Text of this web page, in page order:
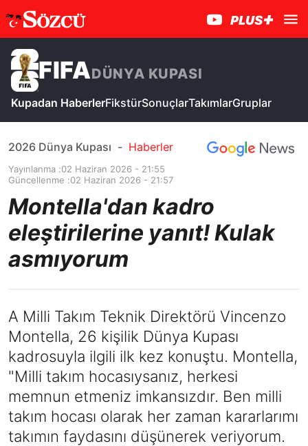
FIFADÜNYA KUPASI
Kupadan HaberlerFikstürSonuçlarTakımlarGruplar
2026 Dünya Kupası - Haberler
Yayınlanma :02 Haziran 2026 - 21:55
Güncellenme :02 Haziran 2026 - 21:57
Montella'dan kadro
eleştirilerine yanıt! Kulak
asmıyorum
A Milli Takım Teknik Direktörü Vincenzo
Montella, 26 kişilik Dünya Kupası
kadrosuyla ilgili ilk kez konuştu. Montella,
"Milli takım hocasıysanız, herkesi
memnun etmeniz imkansızdır. Ben milli
takım hocası olarak her zaman kararlarımı
takımın faydasını düşünerek veriyorum.